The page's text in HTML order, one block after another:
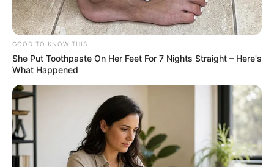
TİBB
Ayaqlarda limfostaz və şişkinliyin təbii
müalicəsi –
43
GOOD TO KNOW THIS
She Put Toothpaste On Her Feet For 7 Nights Straight – Here's
What Happened